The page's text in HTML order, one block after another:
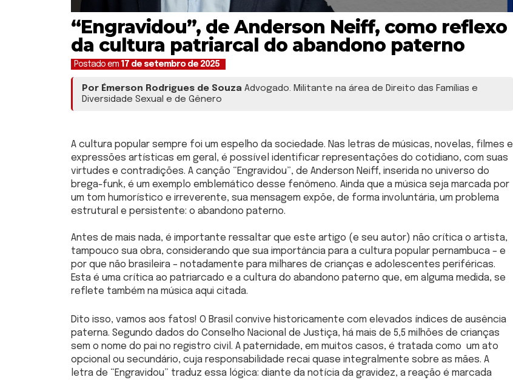
“Engravidou”, de Anderson Neiff, como reflexo
da cultura patriarcal do abandono paterno
Postado em 17 de setembro de 2025
Por Émerson Rodrigues de Souza Advogado. Militante na área de Direito das Famílias e
Diversidade Sexual e de Gênero
A cultura popular sempre foi um espelho da sociedade. Nas letras de músicas, novelas, filmes e
expressões artísticas em geral, é possível identificar representações do cotidiano, com suas
virtudes e contradições. A canção “Engravidou”, de Anderson Neiff, inserida no universo do
brega-funk, é um exemplo emblemático desse fenômeno. Ainda que a música seja marcada por
um tom humorístico e irreverente, sua mensagem expõe, de forma involuntária, um problema
estrutural e persistente: o abandono paterno.
Antes de mais nada, é importante ressaltar que este artigo (e seu autor) não crítica o artista,
tampouco sua obra, considerando que sua importância para a cultura popular pernambuca – e
por que não brasileira – notadamente para milhares de crianças e adolescentes periféricas.
Esta é uma crítica ao patriarcado e a cultura do abandono paterno que, em alguma medida, se
reflete também na música aqui citada.
Dito isso, vamos aos fatos! O Brasil convive historicamente com elevados índices de ausência
paterna. Segundo dados do Conselho Nacional de Justiça, há mais de 5,5 milhões de crianças
sem o nome do pai no registro civil. A paternidade, em muitos casos, é tratada como um ato
opcional ou secundário, cuja responsabilidade recai quase integralmente sobre as mães. A
letra de “Engravidou” traduz essa lógica: diante da notícia da gravidez, a reação é marcada